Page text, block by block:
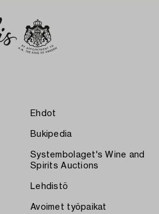
Ehdot
Bukipedia
Systembolaget's Wine and
Spirits Auctions
Lehdistö
Avoimet työpaikat